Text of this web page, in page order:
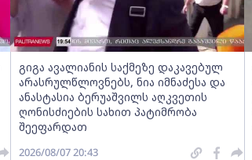
გიგა ავალიანის საქმეზე დაკავებულ
არასრულწლოვნებს, ნია იმნაძესა და
ანასტასია ბერუაშვილს აღკვეთის
ღონისძიების სახით პატიმრობა
შეეფარდათ
2026/08/07 20:43